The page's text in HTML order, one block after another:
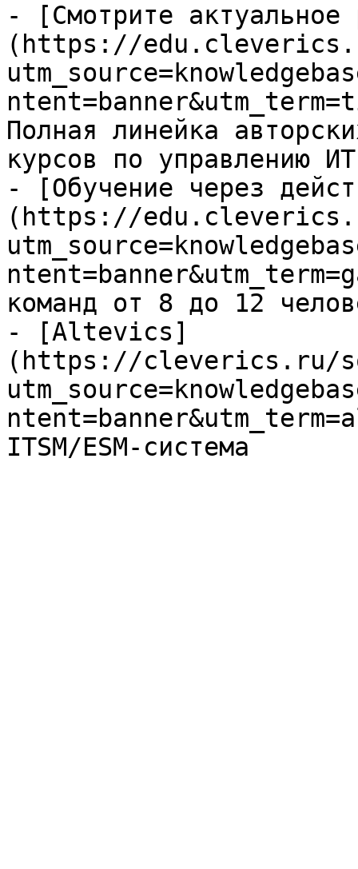
- [Смотрите актуальное
(https://
Полная линейка
курсов по управлению ИТ
- [Обучение через
(https://
команд от 8 до 12
- [Altevics]
(https://cleverics.ru/
ITSM/ESM-система